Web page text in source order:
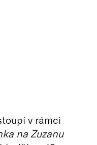
v rámci
na Zuzanu